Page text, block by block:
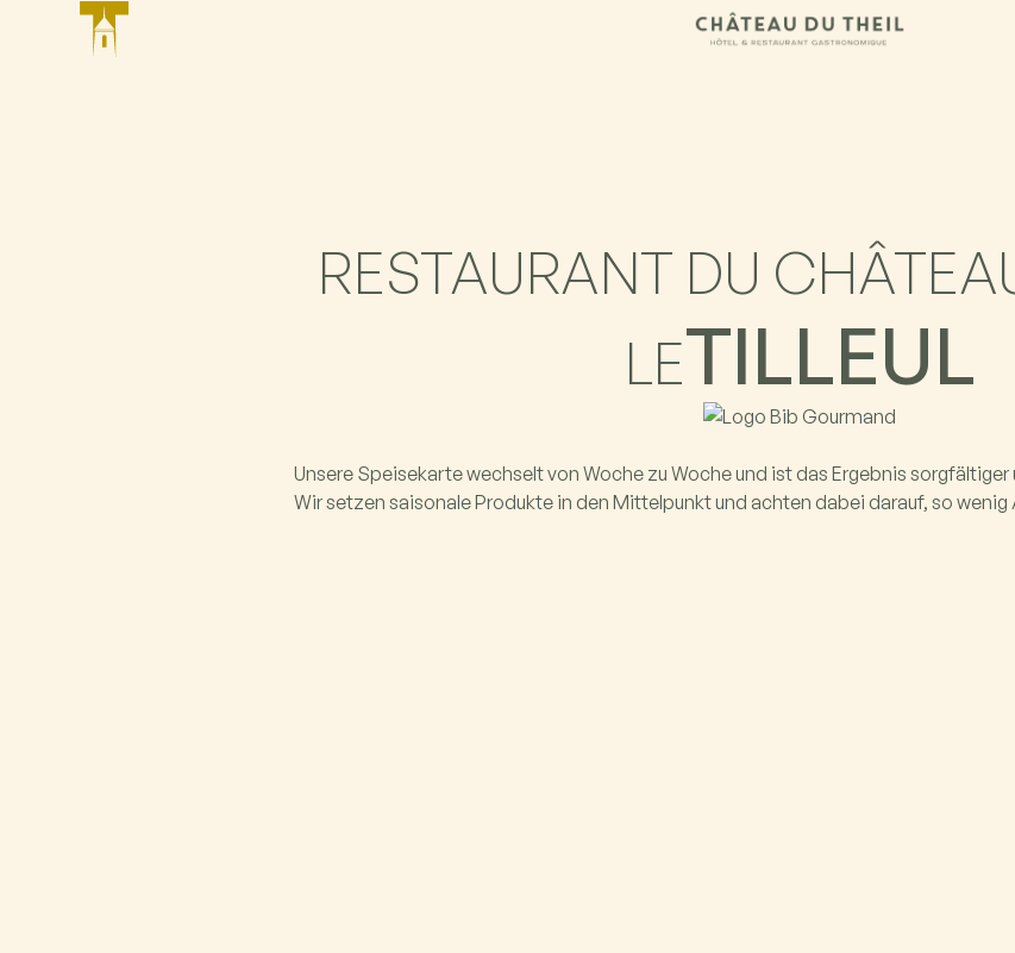
RESTAURANT DU
‍LETILLEUL
Unsere Speisekarte wechselt von Woche zu Woche und ist das Ergebnis
Wir setzen saisonale Produkte in den Mittelpunkt und achten dabei darauf, so